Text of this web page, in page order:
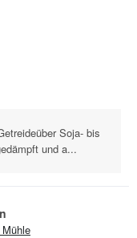
Soja- bis
und a...